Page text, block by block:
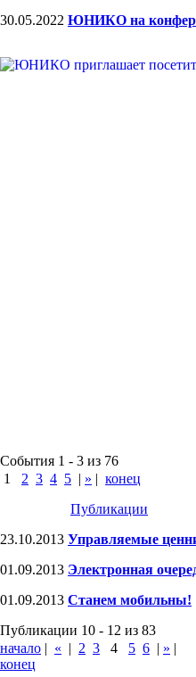
30.05.2022 ЮНИКО на
События 1 - 3 из 76
1
2 3 4 5 | » | конец
Публикации
23.10.2013 Управляемые
01.09.2013 Электронная
01.09.2013 Станем мобильны!
Публикации 10 - 12 из 83
начало | « | 2 3 4 5 6 | » |
конец